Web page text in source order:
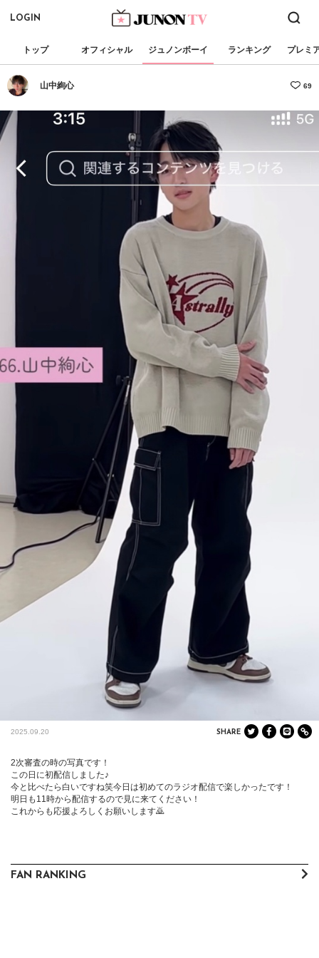
LOGIN
トップ オフィシャル ジュノンボーイ ランキング プレミ
山中絢心 69
2025.09.20 SHARE
2次審査の時の写真です！
この日に初配信しました♪
今と比べたら白いですね笑今日は初めてのラジオ配信で楽しかったです！
明日も11時から配信するので見に来てください！
これからも応援よろしくお願いします🙇
FAN RANKING